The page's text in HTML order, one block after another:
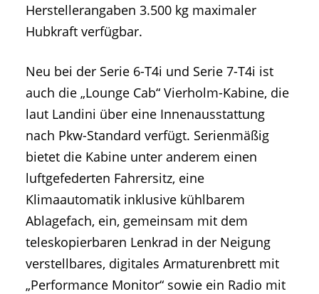
Herstellerangaben 3.500 kg maximaler
Hubkraft verfügbar.
Neu bei der Serie 6-T4i und Serie 7-T4i ist
auch die „Lounge Cab“ Vierholm-Kabine, die
laut Landini über eine Innenausstattung
nach Pkw-Standard verfügt. Serienmäßig
bietet die Kabine unter anderem einen
luftgefederten Fahrersitz, eine
Klimaautomatik inklusive kühlbarem
Ablagefach, ein, gemeinsam mit dem
teleskopierbaren Lenkrad in der Neigung
verstellbares, digitales Armaturenbrett mit
„Performance Monitor“ sowie ein Radio mit